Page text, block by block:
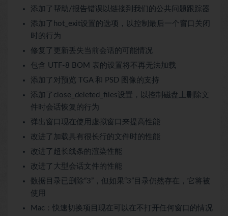
添加了帮助/报告错误以链接到我们的公共问题跟踪器
添加了hot_exit设置的选项，以控制最后一个窗口关闭
时的行为
修复了更新丢失当前会话的可能情况
包含 UTF-8 BOM 表的设置将不再无法加载
添加了对预览 TGA 和 PSD 图像的支持
添加了close_deleted_files设置，以控制磁盘上删除文
件时会话恢复的行为
弹出窗口现在使用虚拟窗口来提高性能
改进了加载具有很长行的文件时的性能
改进了超长线条的渲染性能
改进了大型会话文件的性能
数据目录已删除“3”，但如果“3”目录仍然存在，它将被
使用
Mac：快速切换项目现在可以在不打开任何窗口的情况